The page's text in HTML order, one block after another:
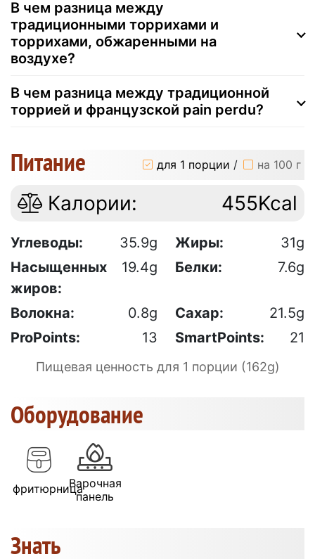
В чем разница между
традиционными торрихами и
торрихами, обжаренными на
воздухе?
В чем разница между традиционной
торрией и французской pain perdu?
Питание для 1 порции / на 100 г
Калории: 455Kcal
Углеводы: 35.9g Жиры:
31g
Насыщенных
жиров:
19.4g Белки: 7.6g
Волокна: 0.8g Сахар:
21.5g
ProPoints:
13 SmartPoints: 21
Пищевая ценность для 1 порции (162g)
Оборудование
фритюрницаВарочная
панель
Знать